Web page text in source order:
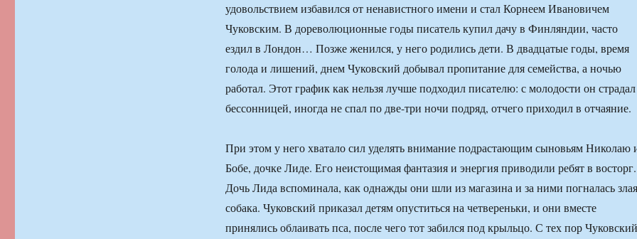
удовольствием избавился от ненавистного имени и стал Корнеем Ивановичем
Чуковским. В дореволюционные годы писатель купил дачу в Финляндии, часто
ездил в Лондон… Позже женился, у него родились дети. В двадцатые годы, время
голода и лишений, днем Чуковский добывал пропитание для семейства, а ночью
работал. Этот график как нельзя лучше подходил писателю: с молодости он страдал
бессонницей, иногда не спал по две-три ночи подряд, отчего приходил в отчаяние.
При этом у него хватало сил уделять внимание подрастающим сыновьям Николаю
Бобе, дочке Лиде. Его неистощимая фантазия и энергия приводили ребят в восторг.
Дочь Лида вспоминала, как однажды они шли из магазина и за ними погналась злая
собака. Чуковский приказал детям опуститься на четвереньки, и они вместе
принялись облаивать пса, после чего тот забился под крыльцо. С тех пор Чуковский